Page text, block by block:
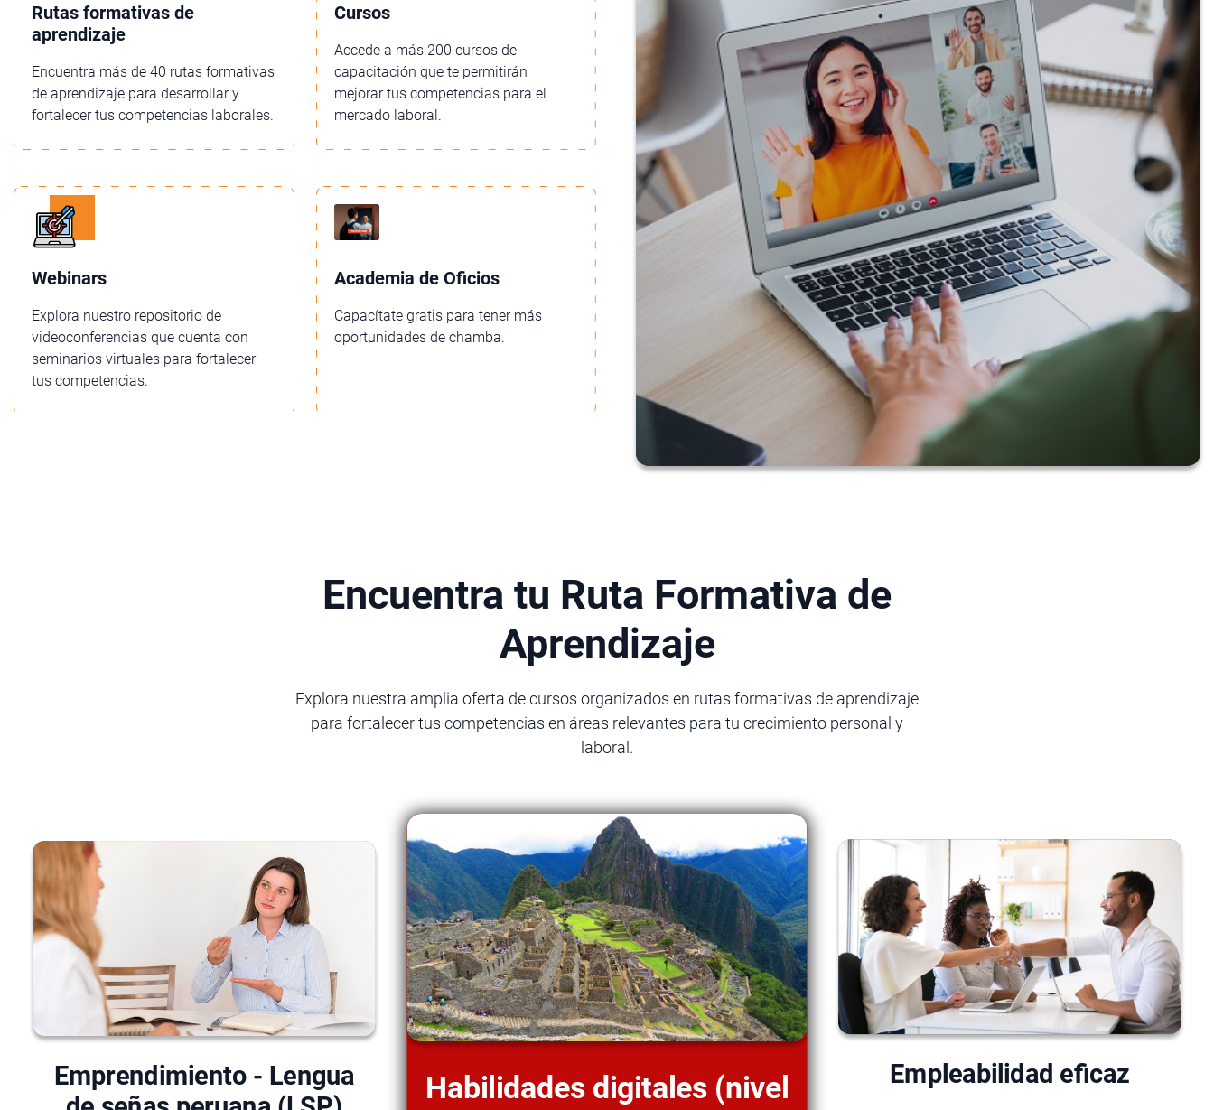
Rutas formativas de
aprendizaje
Encuentra más de 40 rutas formativas
de aprendizaje para desarrollar y
fortalecer tus competencias laborales.
Cursos
Accede a más 200 cursos de
capacitación que te permitirán
mejorar tus competencias para el
mercado laboral.
Webinars
Explora nuestro repositorio de
videoconferencias que cuenta con
seminarios virtuales para fortalecer
tus competencias.
Academia de Oficios
Capacítate gratis para tener más
oportunidades de chamba.
Encuentra tu Ruta Formativa de
Aprendizaje
Explora nuestra amplia oferta de cursos organizados en rutas formativas de aprendizaje
para fortalecer tus competencias en áreas relevantes para tu crecimiento personal y
laboral.
Emprendimiento - Lengua
Habilidades digitales (nivel Empleabilidad eficaz